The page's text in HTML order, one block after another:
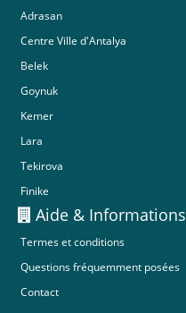
Adrasan
Centre Ville d'Antalya
Belek
Goynuk
Kemer
Lara
Tekirova
Finike
Aide & Informations
Termes et conditions
Questions fréquemment posées
Contact